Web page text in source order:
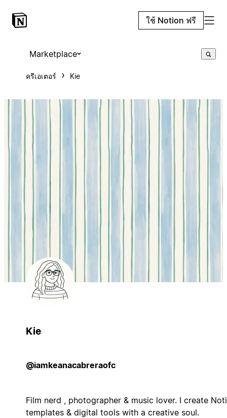
ใช้ Notion ฟรี
Marketplace
ครีเอเตอร์ Kie
Kie
@iamkeanacabreraofc
Film nerd , photographer & music lover. I create
templates & digital tools with a creative soul.